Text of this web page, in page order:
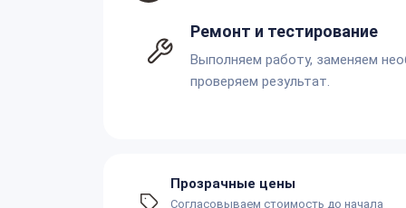
Ремонт и тестирование
Выполняем работу, заменяем
проверяем результат.
Прозрачные цены
Согласовываем стоимость до начала